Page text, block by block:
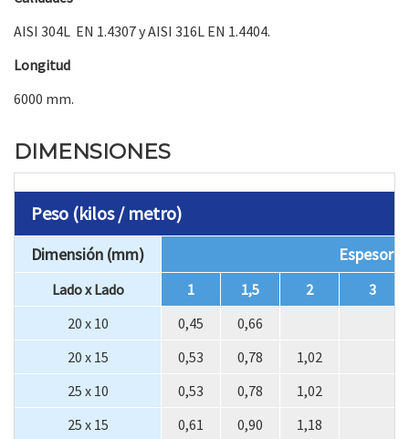
AISI 304L EN 1.4307 y AISI 316L EN 1.4404.
Longitud
6000 mm.
DIMENSIONES
Peso (kilos / metro)
Dimensión (mm) Espesor
Lado x Lado 1 1,5 2
3
20 x 10
0,45
0,66
20 x 15
0,53 0,78
1,02
25 x 10
0,53 0,78
1,02
25 x 15
0,61 0,90
1,18